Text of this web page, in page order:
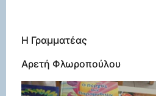
Η Γραμματέας
Αρετή Φλωροπούλου